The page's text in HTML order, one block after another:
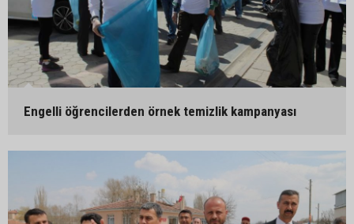
Engelli öğrencilerden örnek temizlik kampanyası